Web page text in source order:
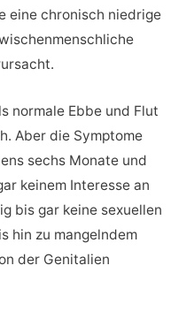
eine chronisch niedrige
normale Ebbe und Flut
Aber die Symptome
sechs Monate und
keinem Interesse an
bis gar keine sexuellen
hin zu mangelndem
der Genitalien